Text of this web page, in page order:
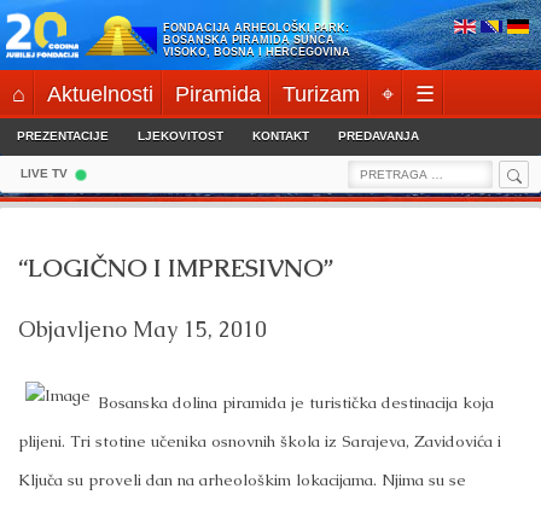
Skip
to
content
FONDACIJA ARHEOLOŠKI PARK:
BOSANSKA PIRAMIDA SUNCA
VISOKO, BOSNA I HERCEGOVINA
⌂ Aktuelnosti Piramida Turizam ⌖ ☰
PREZENTACIJE LJEKOVITOST KONTAKT PREDAVANJA
LIVE TV
Search
for:
“LOGIČNO I IMPRESIVNO”
Objavljeno May 15, 2010
Bosanska dolina piramida je turistička destinacija koja
plijeni. Tri stotine učenika osnovnih škola iz Sarajeva, Zavidovića i
Ključa su proveli dan na arheološkim lokacijama. Njima su se